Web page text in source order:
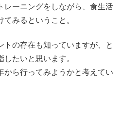
レーニングをしながら、食生活
みるということ。
の存在も知っていますが、と
たいと思います。
から行ってみようかと考えてい